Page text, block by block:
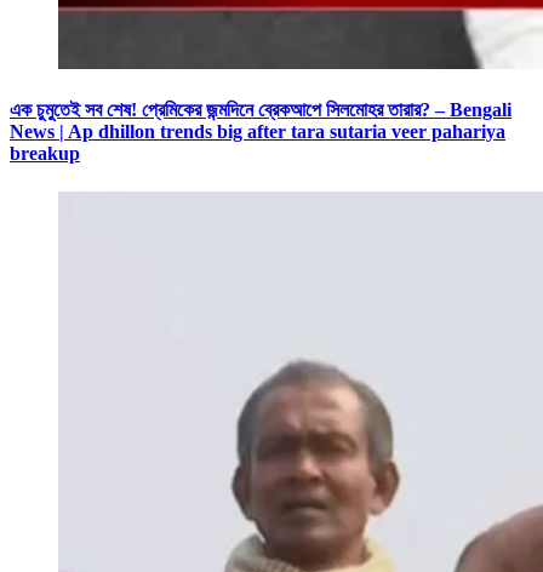
এক চুমুতেই সব শেষ! প্রেমিকের জন্মদিনে ব্রেকআপে সিলমোহর তারার? – Bengali
News | Ap dhillon trends big after tara sutaria veer pahariya
breakup